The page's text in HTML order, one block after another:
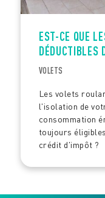
EST-CE QUE
DÉDUCTIBLES
VOLETS
Les volets
l'isolation de
consommation
toujours
crédit d'impôt ?